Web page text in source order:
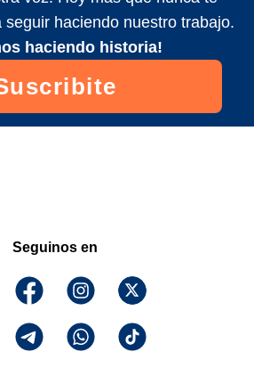
seguir haciendo nuestro trabajo.
haciendo historia!
Seguinos en